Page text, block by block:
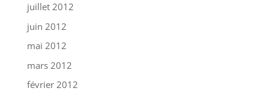
juillet 2012
juin 2012
mai 2012
mars 2012
février 2012